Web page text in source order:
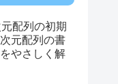
元配列の初期
元配列の書
やさしく解